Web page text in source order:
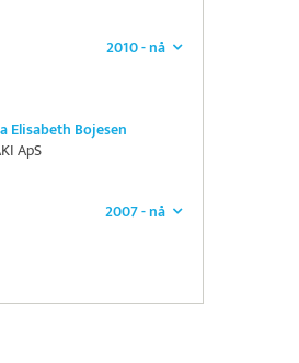
2010 - nå
Elisabeth Bojesen
ApS
2007 - nå